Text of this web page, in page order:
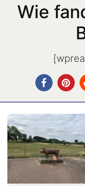
Wie